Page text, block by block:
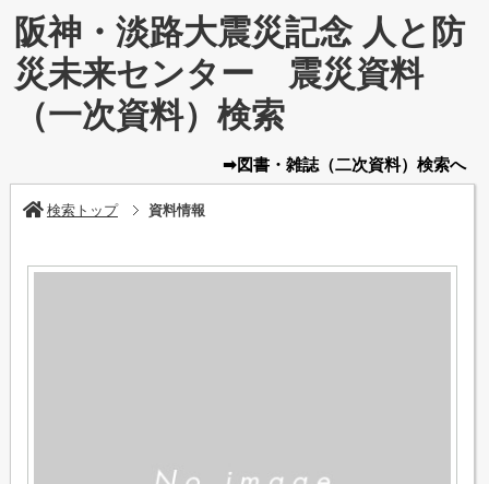
阪神・淡路大震災記念 人と防
災未来センター 震災資料
（一次資料）検索
➡図書・雑誌（二次資料） 検索へ
検索トップ 資料情報